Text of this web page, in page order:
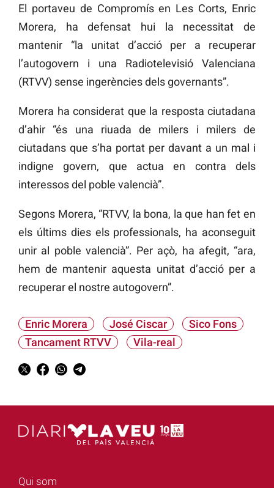
El portaveu de Compromís en Les Corts, Enric
Morera, ha defensat hui la necessitat de
mantenir “la unitat d’acció per a recuperar
l’autogovern i una Radiotelevisió Valenciana
(RTVV) sense ingerències dels governants”.
Morera ha considerat que la resposta ciutadana
d’ahir “és una riuada de milers i milers de
ciutadans que s’ha portat per davant a un mal i
indigne govern, que actua en contra dels
interessos del poble valencià”.
Segons Morera, “RTVV, la bona, la que han fet en
els últims dies els professionals, ha aconseguit
unir al poble valencià”. Per açò, ha afegit, “ara,
hem de mantenir aquesta unitat d’acció per a
recuperar el nostre autogovern”.
Enric Morera José Ciscar
Sico Fons
Tancament RTVV
Vila-real
Qui som